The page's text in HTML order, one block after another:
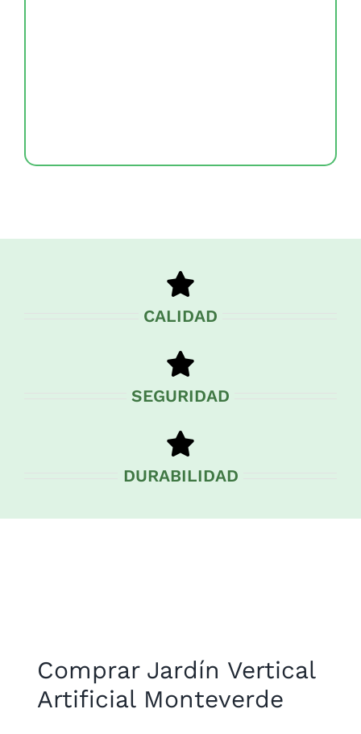
CALIDAD
SEGURIDAD
DURABILIDAD
Comprar Jardín Vertical
Artificial Monteverde